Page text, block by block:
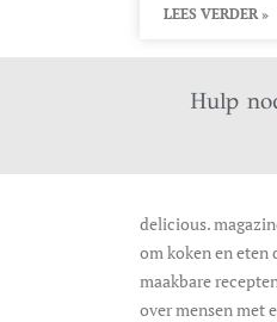
LEES VERDER »
Hulp
delicious.
om koken en eten
maakbare
over mensen met